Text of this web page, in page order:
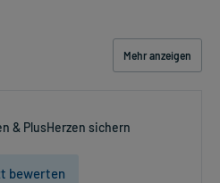
Mehr anzeigen
& PlusHerzen sichern
bewerten